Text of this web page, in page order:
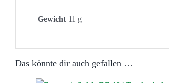
Gewicht 11 g
Das könnte dir auch gefallen …